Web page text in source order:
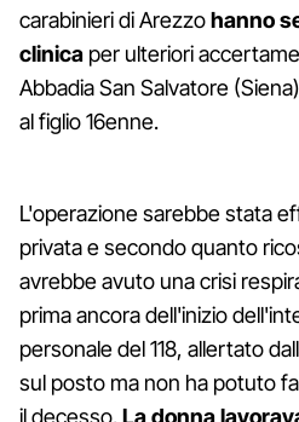
carabinieri di Arezzohanno
clinica per ulteriori
Abbadia San Salvatore
al figlio 16enne.
L'operazione sarebbe stata
privata e secondo quanto
avrebbe avuto una crisi
prima ancora dell'inizio
personale del 118, allertato
sul posto ma non ha potuto
il decesso.La donna